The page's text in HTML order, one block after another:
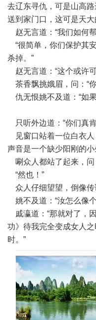
去辽东寻仇，可是山高
送到家门口，这可是天大
赵无言道：“我们如何
“很简单，你们保护其
杀掉。”
赵无言道：“这个或许
茶香飘挑娥眉，问：“
仇无恨姚不及道：“如
只听外边道：“你们真肯
见窗口站着一位白衣人
声音是一个缺少阳刚的小
唰众人都站了起来，问
“然也！”
众人仔细望望，倒像传
姚不及道：“汝怎么像
戚瀛道：“那就对了，
功》待我完全变成女人
时。”